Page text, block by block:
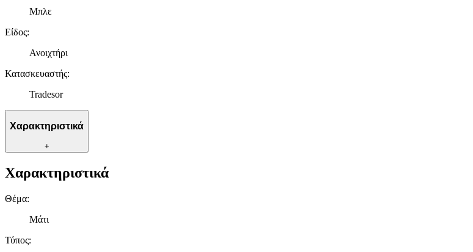
Μπλε
Είδος:
Ανοιχτήρι
Κατασκευαστής:
Tradesor
Χαρακτηριστικά
+
Χαρακτηριστικά
Θέμα:
Μάτι
Τύπος: